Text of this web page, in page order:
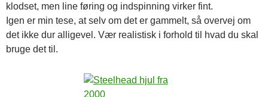
klodset, men line føring og indspinning virker fint.
Igen er min tese, at selv om det er gammelt, så overvej om
det ikke dur alligevel. Vær realistisk i forhold til hvad du skal
bruge det til.